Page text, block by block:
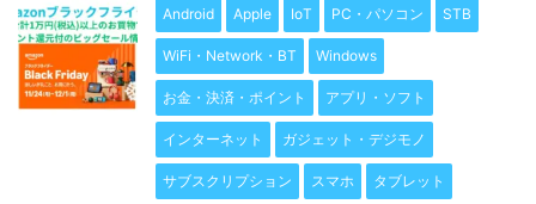
Android Apple IoT PC・パソコン STB
WiFi・Network・BT Windows
お金・決済・ポイント アプリ・ソフト
インターネット ガジェット・デジモノ
サブスクリプション スマホ タブレット